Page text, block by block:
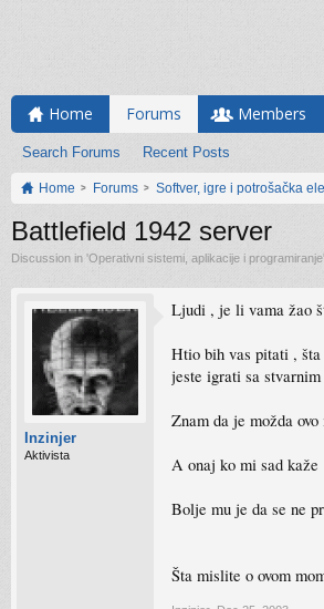
Home Forums
Search Forums Recent Posts
Members
Home Forums Softver, igre i potrošačka
Battlefield 1942 server
Discussion in 'Operativni sistemi, aplikacije i programiranje
Inzinjer
Aktivista
Ljudi , je li vama žao
Htio bih vas pitati ,
jeste igrati sa
Znam da je možda
A onaj ko mi sad
Bolje mu je da se ne
Šta mislite o ovom